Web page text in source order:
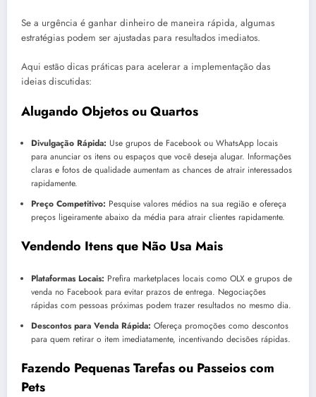
Se a urgência é ganhar dinheiro de maneira rápida, algumas
estratégias podem ser ajustadas para resultados imediatos.
Aqui estão dicas práticas para acelerar a implementação das
ideias discutidas:
Alugando Objetos ou Quartos
Divulgação Rápida: Use grupos de Facebook ou WhatsApp locais
para anunciar os itens ou espaços que você deseja alugar. Informações
claras e fotos de qualidade aumentam as chances de atrair interessados
rapidamente.
Preço Competitivo: Pesquise valores médios na sua região e ofereça
preços ligeiramente abaixo da média para atrair clientes rapidamente.
Vendendo Itens que Não Usa Mais
Plataformas Locais: Prefira marketplaces locais como OLX e grupos de
venda no Facebook para evitar prazos de entrega. Negociações
rápidas com pessoas próximas podem trazer resultados no mesmo dia.
Descontos para Venda Rápida: Ofereça promoções como descontos
para quem retirar o item imediatamente, incentivando decisões rápidas.
Fazendo Pequenas Tarefas ou Passeios com
Pets